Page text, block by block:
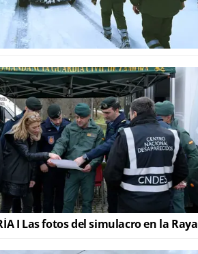
I Las fotos del simulacro en la Raya